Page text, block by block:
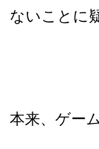
ないことに
本来、ゲー